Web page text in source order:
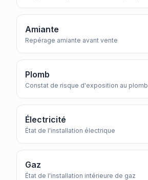
Amiante
Repérage amiante avant vente
Plomb
Constat de risque d'exposition au plomb
Électricité
État de l'installation électrique
Gaz
État de l'installation intérieure de gaz